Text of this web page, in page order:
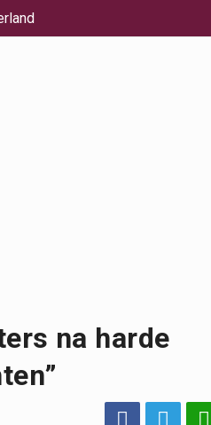
na harde